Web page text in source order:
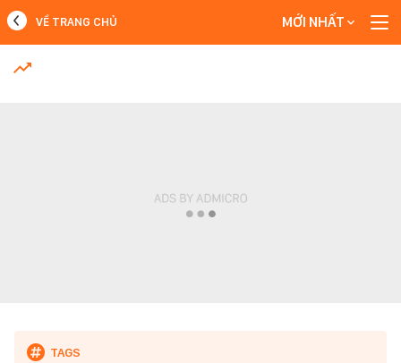
MỚI NHẤT
VỀ TRANG CHỦ MỚI NHẤT